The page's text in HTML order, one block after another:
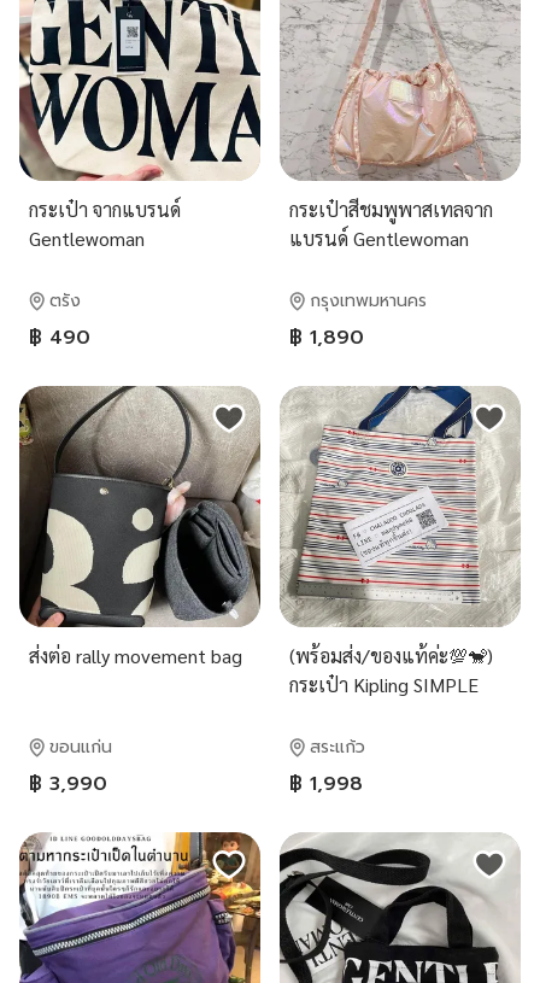
กระเป๋า จากแบรนด์
Gentlewoman
ตรัง
฿ 490
กระเป๋าสีชมพูพาสเทลจาก
แบรนด์ Gentlewoman
กรุงเทพมหานคร
฿ 1,890
ส่งต่อ rally movement bag
ขอนแก่น
฿ 3,990
(พร้อมส่ง/ของแท้ค่ะ💯🐒)
กระเป๋า Kipling SIMPLE
สระแก้ว
฿ 1,998